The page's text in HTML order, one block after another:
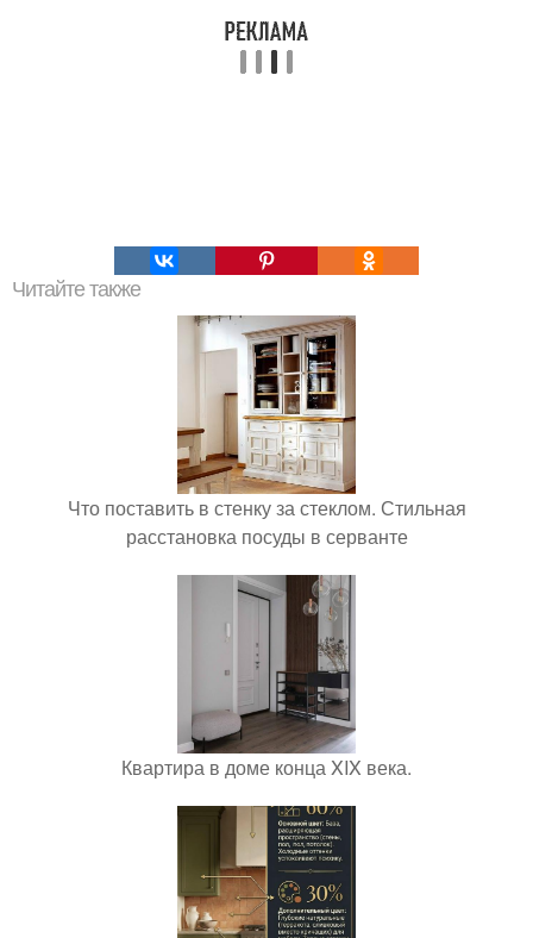
Читайте также
Что поставить в стенку за стеклом. Стильная
расстановка посуды в серванте
Квартира в доме конца XIX века.